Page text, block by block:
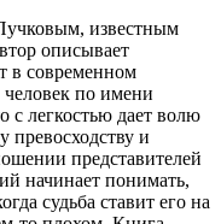
известным
описывает
в современном
по имени
с легкостью дает волю
превосходству и
представителей
начинает понимать,
судьба ставит его на